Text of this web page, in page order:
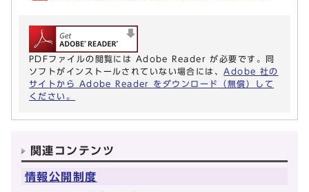
PDFファイルの閲覧には Adobe Reader が必要です。同
ソフトがインストールされていない場合には、 Adobe 社の
サイトから Adobe Reader をダウンロード（無償）して
ください。
関連コンテンツ
情報公開制度